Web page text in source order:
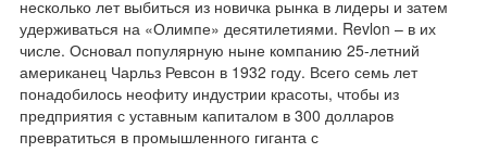
несколько лет выбиться из новичка рынка в лидеры и затем
удерживаться на «Олимпе» десятилетиями. Revlon – в их
числе. Основал популярную ныне компанию 25-летний
американец Чарльз Ревсон в 1932 году. Всего семь лет
понадобилось неофиту индустрии красоты, чтобы из
предприятия с уставным капиталом в 300 долларов
превратиться в промышленного гиганта с